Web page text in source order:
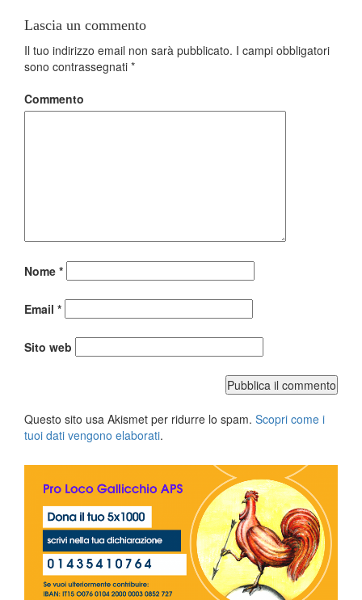
Lascia un commento
Il tuo indirizzo email non sarà pubblicato. I campi obbligatori
sono contrassegnati *
Commento
Nome *
Email *
Sito web
Questo sito usa Akismet per ridurre lo spam. Scopri come i
tuoi dati vengono elaborati.